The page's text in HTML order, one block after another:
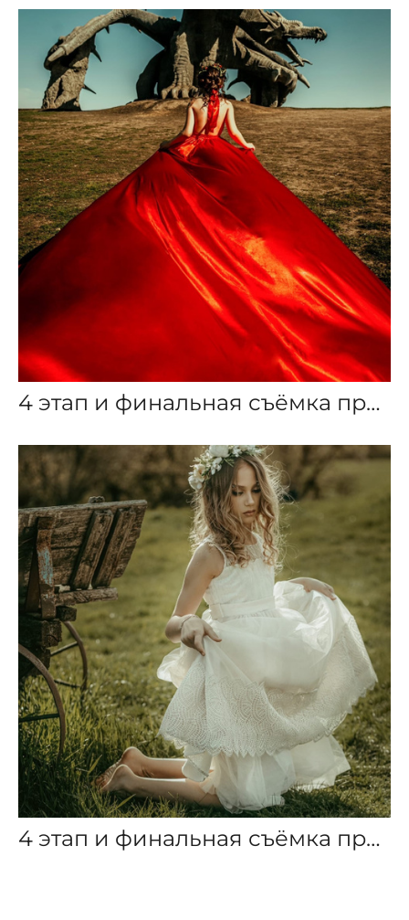
4 этап и финальная съёмка премии «New Face 2022»
4 этап и финальная съёмка премии «New Face 2022» 2